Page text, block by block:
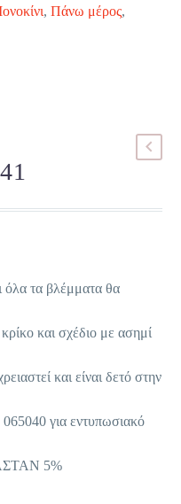
, Πάνω μέρος,
όλα τα βλέμματα θα
και σχέδιο με ασημί
και είναι δετό στην
065040 για εντυπωσιακό
5%